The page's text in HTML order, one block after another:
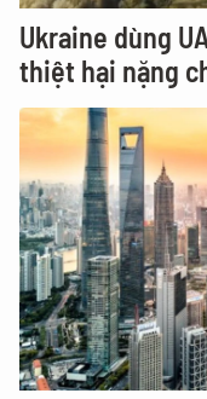
Ukraine dùng
thiệt hại nặng